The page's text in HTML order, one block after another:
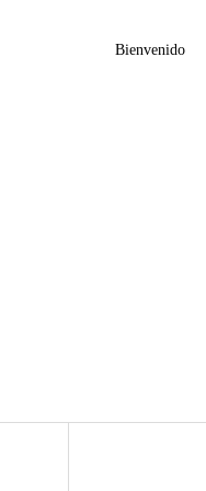
Bienvenido